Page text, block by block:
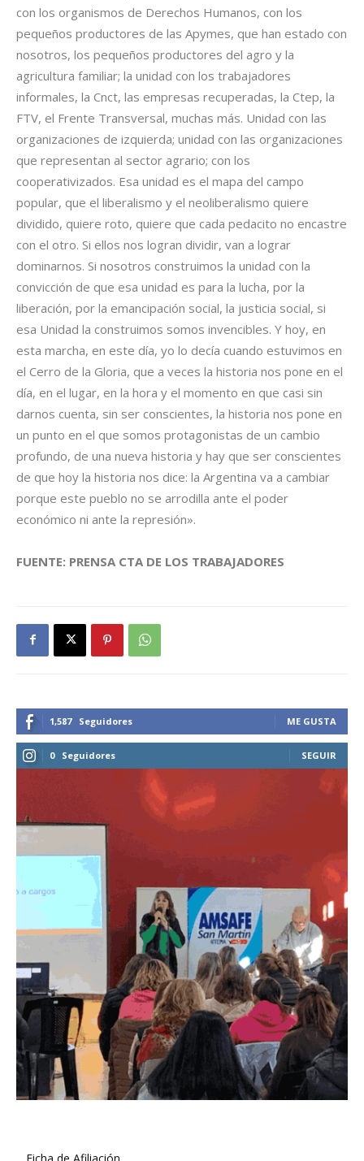
con los organismos de Derechos Humanos, con los
pequeños productores de las Apymes, que han estado con
nosotros, los pequeños productores del agro y la
agricultura familiar; la unidad con los trabajadores
informales, la Cnct, las empresas recuperadas, la Ctep, la
FTV, el Frente Transversal, muchas más. Unidad con las
organizaciones de izquierda; unidad con las organizaciones
que representan al sector agrario; con los
cooperativizados. Esa unidad es el mapa del campo
popular, que el liberalismo y el neoliberalismo quiere
dividido, quiere roto, quiere que cada pedacito no encastre
con el otro. Si ellos nos logran dividir, van a lograr
dominarnos. Si nosotros construimos la unidad con la
convicción de que esa unidad es para la lucha, por la
liberación, por la emancipación social, la justicia social, si
esa Unidad la construimos somos invencibles. Y hoy, en
esta marcha, en este día, yo lo decía cuando estuvimos en
el Cerro de la Gloria, que a veces la historia nos pone en el
día, en el lugar, en la hora y el momento en que casi sin
darnos cuenta, sin ser conscientes, la historia nos pone en
un punto en el que somos protagonistas de un cambio
profundo, de una nueva historia y hay que ser conscientes
de que hoy la historia nos dice: la Argentina va a cambiar
porque este pueblo no se arrodilla ante el poder
económico ni ante la represión».
FUENTE: PRENSA CTA DE LOS TRABAJADORES
1,587 Seguidores ME GUSTA
0 Seguidores SEGUIR